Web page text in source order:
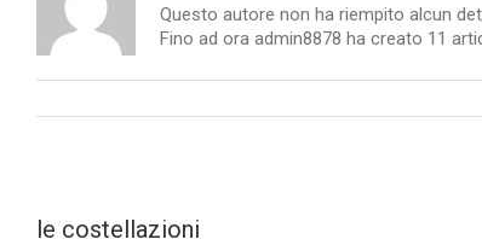
Questo autore non ha riempito alcun
Fino ad ora admin8878 ha creato 11
le costellazioni